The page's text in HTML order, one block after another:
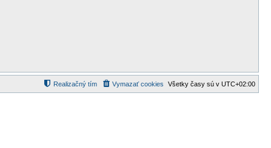
Všetky časy sú v UTC+02:00
Vymazať cookies
Realizačný tím